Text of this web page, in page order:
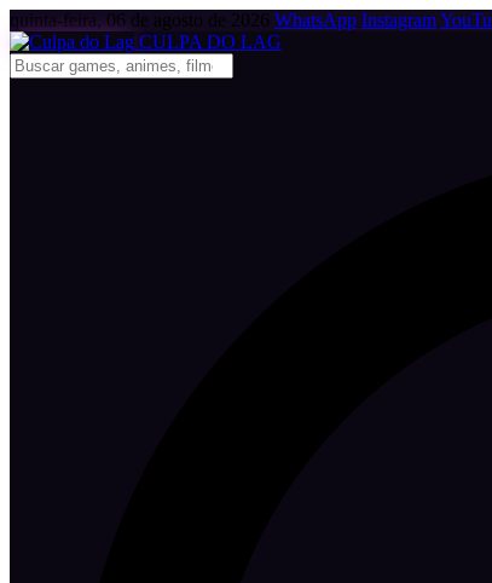
quinta-feira, 06 de agosto de 2026 WhatsApp Instagram
CULPA DO LAG